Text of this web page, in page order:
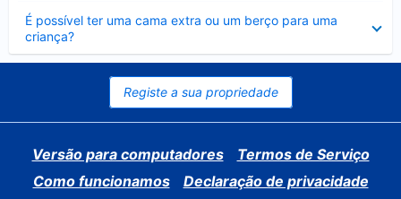
É possível ter uma cama extra ou um berço para uma
criança?
Elemento
fechado
Registe a sua propriedade
Versão para computadores
Termos de Serviço
Como funcionamos
Declaração de privacidade